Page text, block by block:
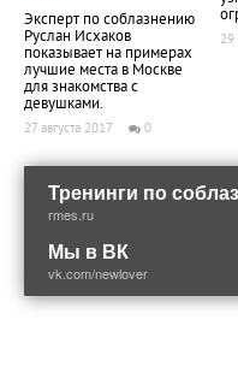
Эксперт по соблазнению
Руслан Исхаков
показывает на примерах
лучшие места в Москве
для знакомства с
девушками.
27 августа 2017 0
29
Тренинги по
rmes.ru
Мы в ВК
vk.com/newlover